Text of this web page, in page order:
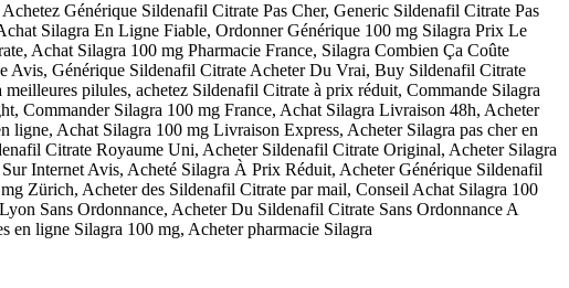
Générique Sildenafil Citrate Pas Cher, Generic Sildenafil Citrate Pas
Silagra En Ligne Fiable, Ordonner Générique 100 mg Silagra Prix Le
Achat Silagra 100 mg Pharmacie France, Silagra Combien Ça Coûte
Avis, Générique Sildenafil Citrate Acheter Du Vrai, Buy Sildenafil Citrate
pilules, achetez Sildenafil Citrate à prix réduit, Commande Silagra
Commander Silagra 100 mg France, Achat Silagra Livraison 48h, Acheter
Achat Silagra 100 mg Livraison Express, Acheter Silagra pas cher en
Citrate Royaume Uni, Acheter Sildenafil Citrate Original, Acheter Silagra
Internet Avis, Acheté Silagra À Prix Réduit, Acheter Générique Sildenafil
Zürich, Acheter des Sildenafil Citrate par mail, Conseil Achat Silagra 100
Sans Ordonnance, Acheter Du Sildenafil Citrate Sans Ordonnance A
en ligne Silagra 100 mg, Acheter pharmacie Silagra